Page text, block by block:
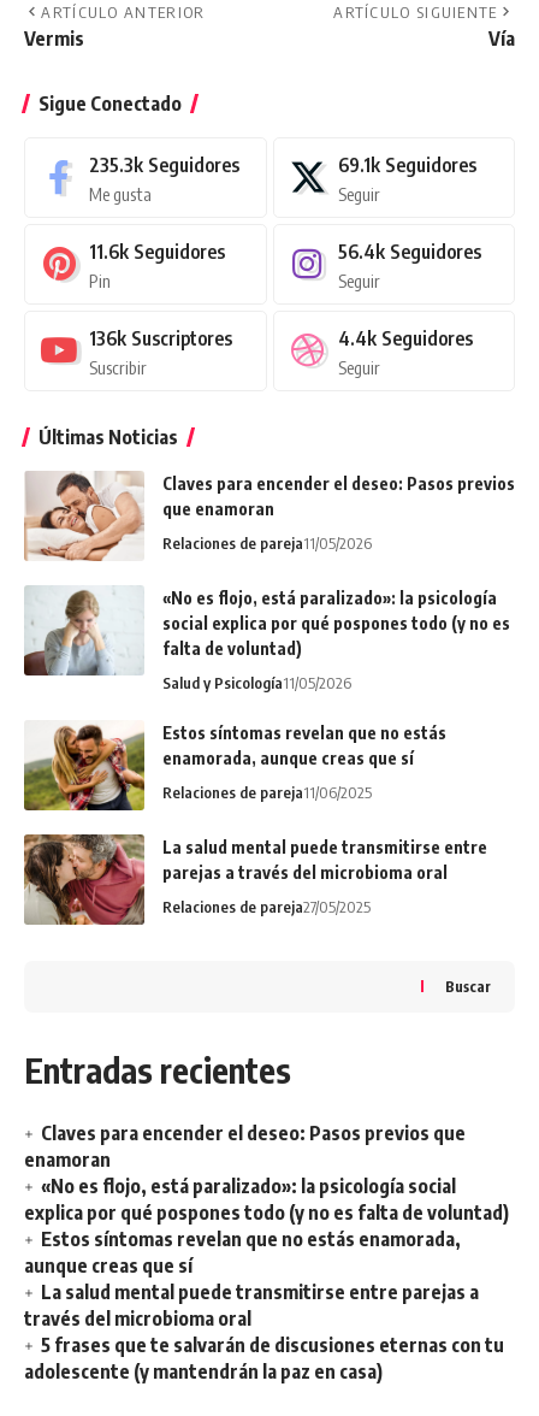
ARTÍCULO ANTERIOR
Vermis
ARTÍCULO SIGUIENTE
Vía
Sigue Conectado
235.3k Seguidores
Me gusta
69.1k Seguidores
Seguir
11.6k Seguidores
Pin
56.4k Seguidores
Seguir
136k Suscriptores
Suscribir
4.4k Seguidores
Seguir
Últimas Noticias
Claves para encender el deseo: Pasos previos
que enamoran
Relaciones de pareja11/05/2026
«No es flojo, está paralizado»: la psicología
social explica por qué pospones todo (y no es
falta de voluntad)
Salud y Psicología11/05/2026
Estos síntomas revelan que no estás
enamorada, aunque creas que sí
Relaciones de pareja11/06/2025
La salud mental puede transmitirse entre
parejas a través del microbioma oral
Relaciones de pareja27/05/2025
Buscar
Entradas recientes
Claves para encender el deseo: Pasos previos que
enamoran
«No es flojo, está paralizado»: la psicología social
explica por qué pospones todo (y no es falta de voluntad)
Estos síntomas revelan que no estás enamorada,
aunque creas que sí
La salud mental puede transmitirse entre parejas a
través del microbioma oral
5 frases que te salvarán de discusiones eternas con tu
adolescente (y mantendrán la paz en casa)